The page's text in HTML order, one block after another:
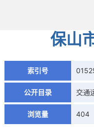
保山
索引号
公开目录 交通
浏览量 404